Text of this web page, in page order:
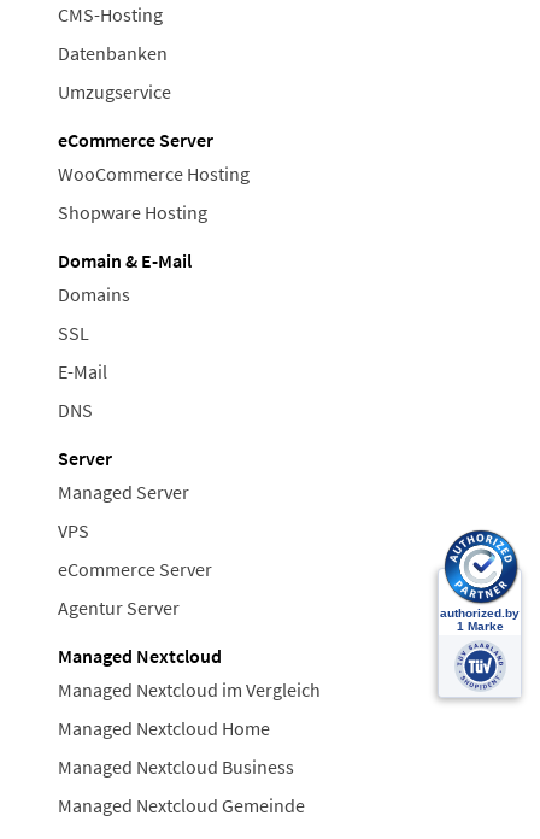
CMS-Hosting
Datenbanken
Umzugservice
eCommerce Server
WooCommerce Hosting
Shopware Hosting
Domain & E-Mail
Domains
SSL
E-Mail
DNS
Server
Managed Server
VPS
eCommerce Server
Agentur Server
Managed Nextcloud
Managed Nextcloud im Vergleich
Managed Nextcloud Home
Managed Nextcloud Business
Managed Nextcloud Gemeinde